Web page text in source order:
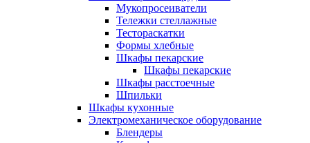
Мукопросеиватели
Тележки стеллажные
Тестораскатки
Формы хлебные
Шкафы пекарские
Шкафы пекарские
Шкафы расстоечные
Шпильки
Шкафы кухонные
Электромеханическое оборудование
Блендеры